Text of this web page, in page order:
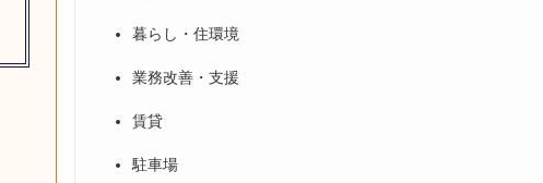
暮らし・住環境
業務改善・支援
賃貸
駐車場